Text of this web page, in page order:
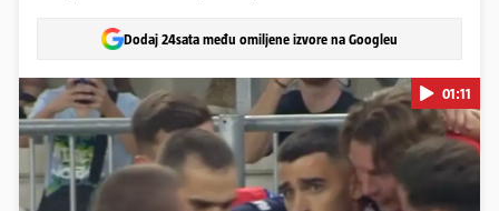
Dodaj 24sata među omiljene izvore na Googleu
01:11